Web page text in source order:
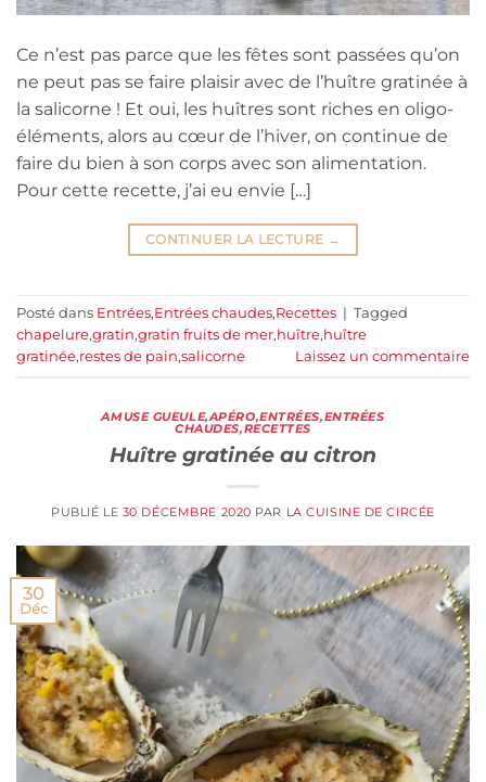
Ce n’est pas parce que les fêtes sont passées qu’on
ne peut pas se faire plaisir avec de l’huître gratinée à
la salicorne ! Et oui, les huîtres sont riches en oligo-
éléments, alors au cœur de l’hiver, on continue de
faire du bien à son corps avec son alimentation.
Pour cette recette, j’ai eu envie […]
CONTINUER LA LECTURE →
Posté dans Entrées,Entrées chaudes,Recettes | Tagged
chapelure,gratin,gratin fruits de mer,huître,huître
gratinée,restes de pain,salicorne Laissez un commentaire
AMUSE GUEULE,APÉRO,ENTRÉES,ENTRÉES
CHAUDES,RECETTES
Huître gratinée au citron
PUBLIÉ LE 30 DÉCEMBRE 2020 PAR LA CUISINE DE CIRCÉE
30
Déc